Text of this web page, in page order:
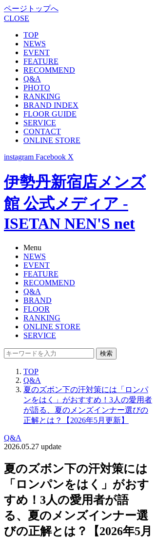
ページトップへ
CLOSE
TOP
NEWS
EVENT
FEATURE
RECOMMEND
Q&A
PHOTO
RANKING
BRAND INDEX
FLOOR GUIDE
SERVICE
CONTACT
ONLINE STORE
instagram Facebook X
伊勢丹新宿店メンズ
館 公式メディア -
ISETAN NEN'S net
Menu
NEWS
EVENT
FEATURE
RECOMMEND
Q&A
BRAND
FLOOR
RANKING
ONLINE STORE
SERVICE
検索
TOP
Q&A
夏のズボン下の汗対策には「ロンパ
ンをはく」がおすすめ！3人の愛用者
が語る、夏のメンズインナー選びの
正解とは？【2026年5月更新】
Q&A
2026.05.27 update
夏のズボン下の汗対策には
「ロンパンをはく」がおす
すめ！3人の愛用者が語
る、夏のメンズインナー選
びの正解とは？【2026年5月